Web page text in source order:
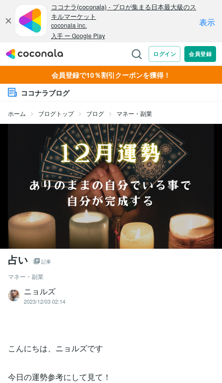
会員登録で10％割引クーポンを獲得！
ココナラブログ
ホーム ブログトップ ブログ マネー・副業
占い 記事
マネー・副業
ニョルズ
2023/12/03 02:14
こんにちは、ニョルズです
今日の運勢参考にして見て！